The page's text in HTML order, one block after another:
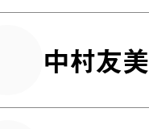
中村友美